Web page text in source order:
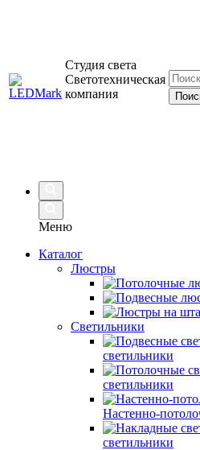
Студия света
Светотехническая
компания
Меню
Каталог
Люстры
Светильники
светильники
светильники
Настенно-
светильники